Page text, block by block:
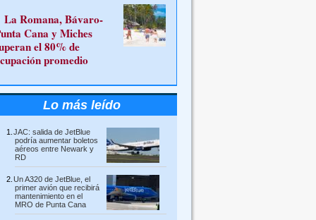
La Romana, Bávaro-
Cana y Miches
el 80% de
promedio
Lo más leído
JAC: salida de JetBlue
podría aumentar boletos
aéreos entre Newark y
RD
Un A320 de JetBlue, el
primer avión que recibirá
mantenimiento en el
MRO de Punta Cana